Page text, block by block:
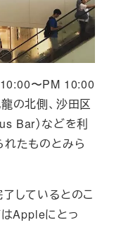
〜PM 10:00
の北側、沙田区
Bar）などを利
たものとみら
しているとのこ
Appleにとっ